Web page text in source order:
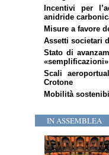
Incentivi per
anidride
Misure a favore
Assetti societari
Stato di
«semplificazioni»
Scali
Crotone
Mobilità
IN ASSEMBLEA